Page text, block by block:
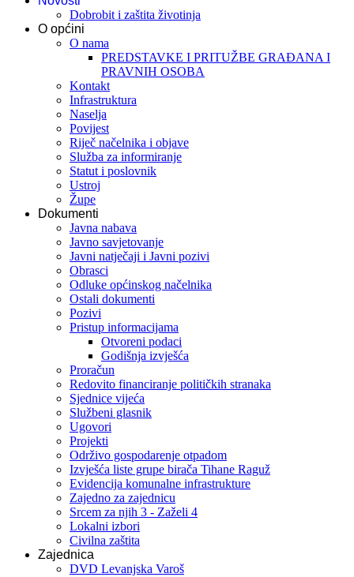
Dobrobit i zaštita životinja
O općini
O nama
PREDSTAVKE I PRITUŽBE GRAĐANA I
PRAVNIH OSOBA
Kontakt
Infrastruktura
Naselja
Povijest
Riječ načelnika i objave
Služba za informiranje
Statut i poslovnik
Ustroj
Župe
Dokumenti
Javna nabava
Javno savjetovanje
Javni natječaji i Javni pozivi
Obrasci
Odluke općinskog načelnika
Ostali dokumenti
Pozivi
Pristup informacijama
Otvoreni podaci
Godišnja izvješća
Proračun
Redovito financiranje političkih stranaka
Sjednice vijeća
Službeni glasnik
Ugovori
Projekti
Održivo gospodarenje otpadom
Izvješća liste grupe birača Tihane Raguž
Evidencija komunalne infrastrukture
Zajedno za zajednicu
Srcem za njih 3 - Zaželi 4
Lokalni izbori
Civilna zaštita
Zajednica
DVD Levanjska Varoš